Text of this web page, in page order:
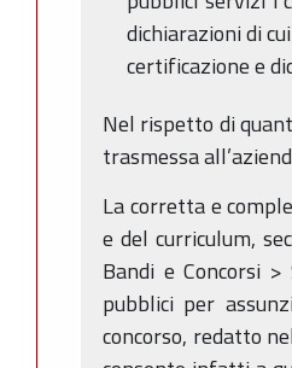
dichiarazioni di
certificazione e
Nel rispetto di
trasmessa
La corretta e
e del curriculum,
Bandi e Concorsi
pubblici per
concorso, redatto